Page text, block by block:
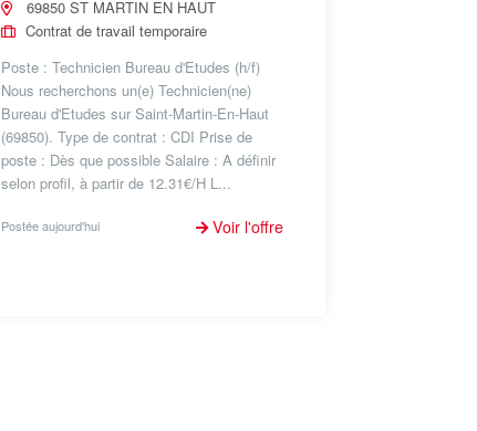
69850 ST MARTIN EN HAUT
Contrat de travail temporaire
Poste : Technicien Bureau d'Etudes (h/f)
Nous recherchons un(e) Technicien(ne)
Bureau d'Etudes sur Saint-Martin-En-Haut
(69850). Type de contrat : CDI Prise de
poste : Dès que possible Salaire : A définir
selon profil, à partir de 12.31€/H L...
Postée aujourd'hui Voir l'offre